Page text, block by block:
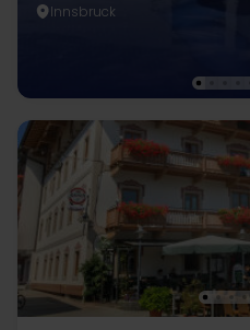
Innsbruck